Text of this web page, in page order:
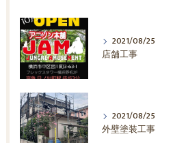
2021/08/25
店舗工事
2021/08/25
外壁塗装工事